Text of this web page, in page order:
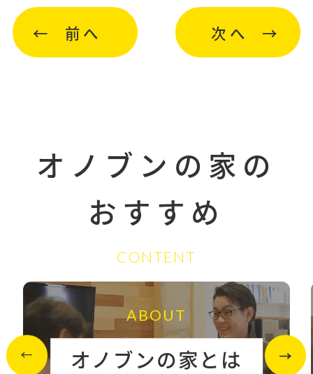
前へ 次へ
オノブンの家の
おすすめ
CONTENT
ABOUT
オノブンの家とは